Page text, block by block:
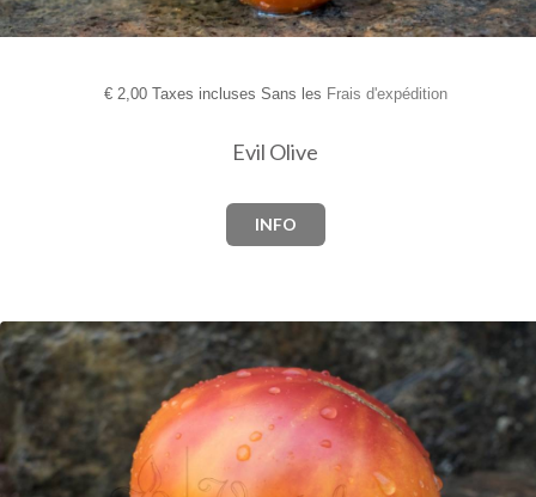
€2,00 Taxes incluses Sans les Frais d'expédition
Evil Olive
INFO